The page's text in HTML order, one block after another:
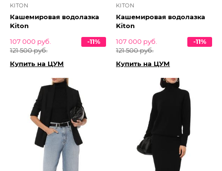
KITON
Кашемировая водолазка
Kiton
107 000 руб.
121 500 руб.
-11%
Купить на ЦУМ
KITON
Кашемировая водолазка
Kiton
107 000 руб.
121 500 руб.
-11%
Купить на ЦУМ